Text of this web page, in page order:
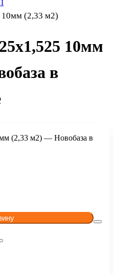
(2,33 м2)
10мм
в